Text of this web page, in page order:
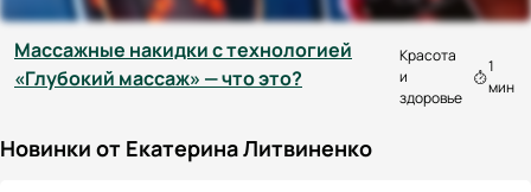
Массажные накидки с технологией
«Глубокий массаж» — что это?
Красота
и
здоровье
1
мин
Новинки от Екатерина Литвиненко